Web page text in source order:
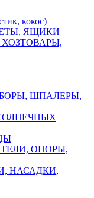
кокос)
ЯЩИКИ
ШПАЛЕРЫ,
ОПОРЫ,
НАСАДКИ,